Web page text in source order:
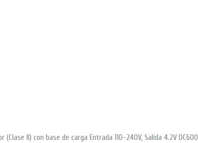
II) con base de carga Entrada 110-240V, Salida 4.2V